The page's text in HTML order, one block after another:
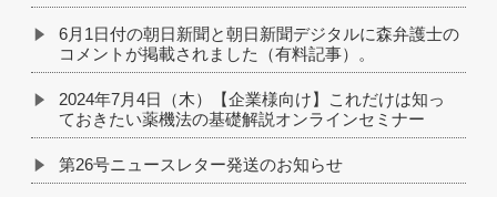
6月1日付の朝日新聞と朝日新聞デジタルに森弁護士の
コメントが掲載されました（有料記事）。
2024年7月4日（木）【企業様向け】これだけは知っ
ておきたい薬機法の基礎解説オンラインセミナー
第26号ニュースレター発送のお知らせ